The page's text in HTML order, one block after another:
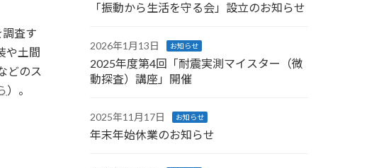
査す
や土間
どのス
）。
「振動から生活を守る会」設立のお知らせ
2026年1月13日 お知らせ
2025年度第4回「耐震実測マイスター（微
動探査）講座」開催
2025年11月17日 お知らせ
年末年始休業のお知らせ